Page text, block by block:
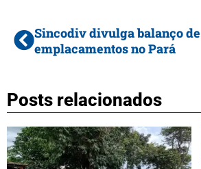
Sincodiv divulga balanço de
emplacamentos no Pará
Posts relacionados